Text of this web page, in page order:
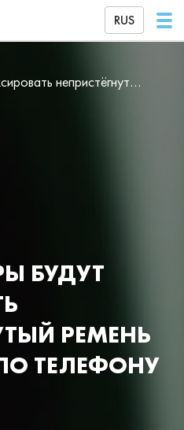
RUS
Видеокамеры будут фиксировать непристёгнутый ремень и разговор по телефону за рулём
БУДУТ
РЕМЕНЬ
ТЕЛЕФОНУ